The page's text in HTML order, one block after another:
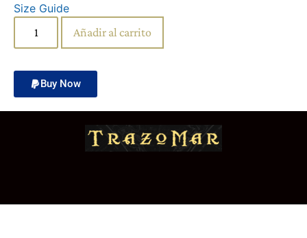
Size Guide
Añadir al carrito
Buy Now